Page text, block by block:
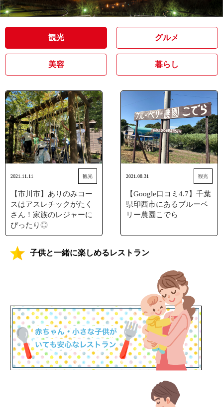
観光 グルメ
美容 暮らし
2021.11.11 観光
【市川市】ありのみコー
スはアスレチックがたく
さん！家族のレジャーに
ぴったり◎
2021.08.31 観光
【Google口コミ4.7】千葉
県印西市にあるブルーベ
リー農園こでら
子供と一緒に楽しめるレストラン